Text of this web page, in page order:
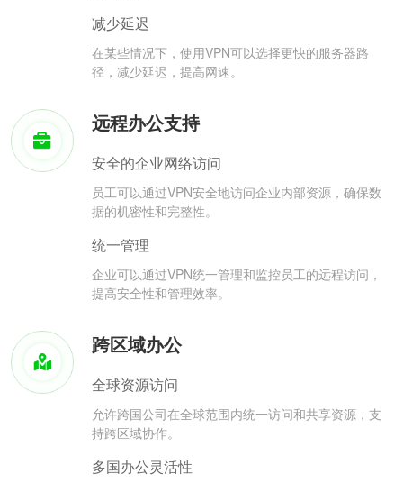
减少延迟
在某些情况下，使用VPN可以选择更快的服务器路
径，减少延迟，提高网速。
远程办公支持
安全的企业网络访问
员工可以通过VPN安全地访问企业内部资源，确保数
据的机密性和完整性。
统一管理
企业可以通过VPN统一管理和监控员工的远程访问，
提高安全性和管理效率。
跨区域办公
全球资源访问
允许跨国公司在全球范围内统一访问和共享资源，支
持跨区域协作。
多国办公灵活性